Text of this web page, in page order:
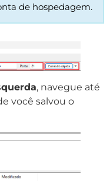
de hospedagem.
, navegue até
você salvou o